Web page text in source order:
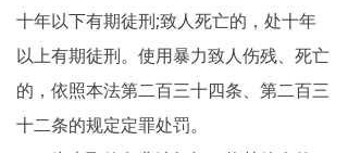
十年以下有期徒刑;致人死亡的，处十年
以上有期徒刑。使用暴力致人伤残、死亡
的，依照本法第二百三十四条、第二百三
十二条的规定定罪处罚。